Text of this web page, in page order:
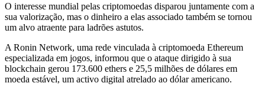
O interesse mundial pelas criptomoedas disparou juntamente com a
sua valorização, mas o dinheiro a elas associado também se tornou
um alvo atraente para ladrões astutos.
A Ronin Network, uma rede vinculada à criptomoeda Ethereum
especializada em jogos, informou que o ataque dirigido à sua
blockchain gerou 173.600 ethers e 25,5 milhões de dólares em
moeda estável, um activo digital atrelado ao dólar americano.